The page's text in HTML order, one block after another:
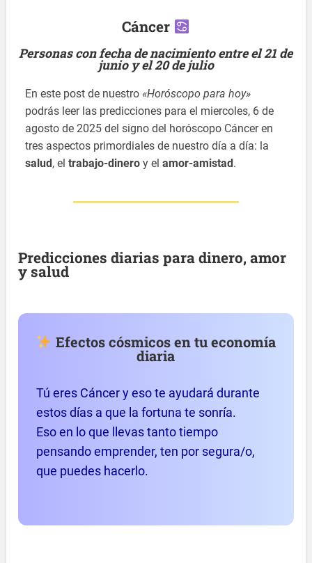
Cáncer
Personas con fecha de nacimiento entre el 21 de
junio y el 20 de julio
En este post de nuestro «Horóscopo para hoy»
podrás leer las predicciones para el miercoles, 6 de
agosto de 2025 del signo del horóscopo Cáncer en
tres aspectos primordiales de nuestro día a día: la
salud , eltrabajo-dinero y elamor-amistad .
Predicciones diarias para dinero, amor
y salud
Efectos cósmicos en tu economía
diaria
Tú eres Cáncer y eso te ayudará durante
estos días a que la fortuna te sonría.
Eso en lo que llevas tanto tiempo
pensando emprender, ten por segura/o,
que puedes hacerlo.